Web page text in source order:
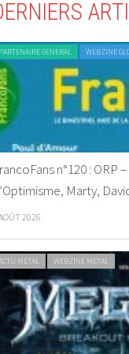
GENERAL WEBZINE
n°120 : ORP
Marty,
2026
METAL WEBZINE METAL